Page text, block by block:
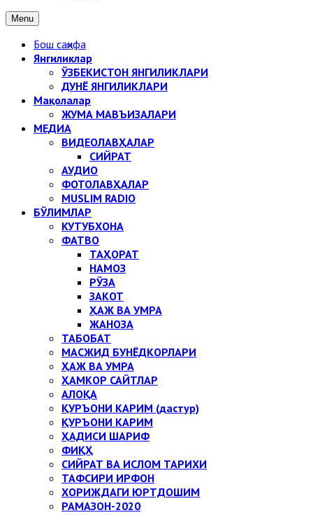
Menu
Бош саҳифа
Янгиликлар
ЎЗБЕКИСТОН ЯНГИЛИКЛАРИ
ДУНЁ ЯНГИЛИКЛАРИ
Мақолалар
ЖУМА МАВЪИЗАЛАРИ
МЕДИА
ВИДЕОЛАВҲАЛАР
СИЙРАТ
АУДИО
ФОТОЛАВҲАЛАР
MUSLIM RADIO
БЎЛИМЛАР
КУТУБХОНА
ФАТВО
ТАҲОРАТ
НАМОЗ
РЎЗА
ЗАКОТ
ҲАЖ ВА УМРА
ЖАНОЗА
ТАБОБАТ
МАСЖИД БУНЁДКОРЛАРИ
ҲАЖ ВА УМРА
ҲАМКОР САЙТЛАР
АЛОҚА
ҚУРЪОНИ КАРИМ (дастур)
ҚУРЪОНИ КАРИМ
ҲАДИСИ ШАРИФ
ФИҚҲ
СИЙРАТ ВА ИСЛОМ ТАРИХИ
ТАФСИРИ ИРФОН
ХОРИЖДАГИ ЮРТДОШИМ
РАМАЗОН-2020